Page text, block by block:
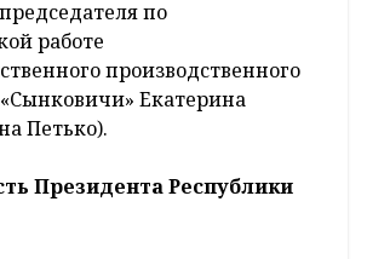
по
работе
производственного
Екатерина
Петько).
Президента Республики